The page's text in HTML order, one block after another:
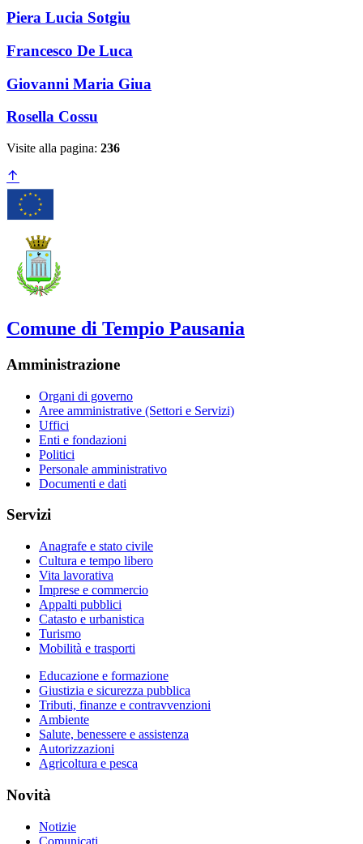
Piera Lucia Sotgiu
Francesco De Luca
Giovanni Maria Giua
Rosella Cossu
Visite alla pagina: 236
Comune di Tempio Pausania
Amministrazione
Organi di governo
Aree amministrative (Settori e Servizi)
Uffici
Enti e fondazioni
Politici
Personale amministrativo
Documenti e dati
Servizi
Anagrafe e stato civile
Cultura e tempo libero
Vita lavorativa
Imprese e commercio
Appalti pubblici
Catasto e urbanistica
Turismo
Mobilità e trasporti
Educazione e formazione
Giustizia e sicurezza pubblica
Tributi, finanze e contravvenzioni
Ambiente
Salute, benessere e assistenza
Autorizzazioni
Agricoltura e pesca
Novità
Notizie
Comunicati